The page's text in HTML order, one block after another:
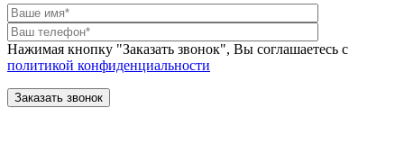
Нажимая кнопку "Заказать звонок", Вы соглашаетесь с
политикой конфиденциальности